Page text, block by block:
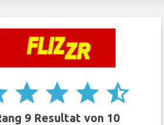
star star star star_half
9 Resultat von 10